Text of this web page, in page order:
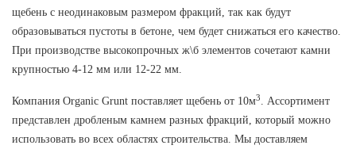
щебень с неодинаковым размером фракций, так как будут
образовываться пустоты в бетоне, чем будет снижаться его качество.
При производстве высокопрочных ж\б элементов сочетают камни
крупностью 4-12 мм или 12-22 мм.
Компания Organic Grunt поставляет щебень от 10м3
. Ассортимент
представлен дробленым камнем разных фракций, который можно
использовать во всех областях строительства. Мы доставляем